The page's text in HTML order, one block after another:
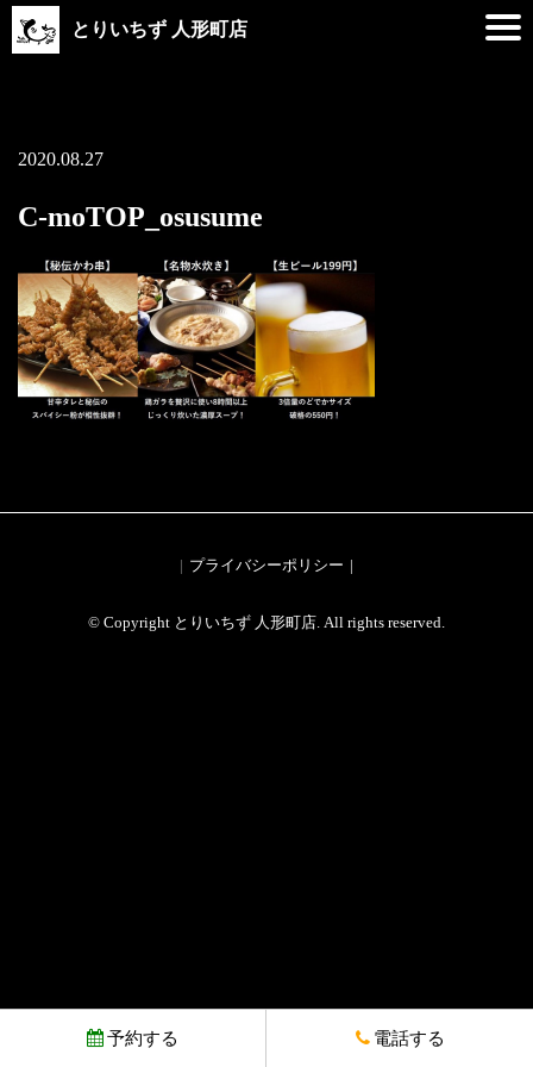
とりいちず 人形町店
2020.08.27
C-moTOP_osusume
プライバシーポリシー
© Copyright とりいちず 人形町店. All rights reserved.
予約する 電話する